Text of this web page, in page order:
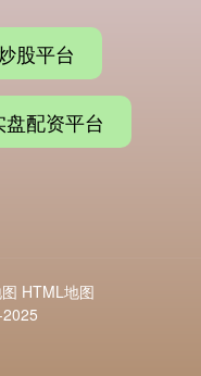
股平台
盘配资平台
HTML地图